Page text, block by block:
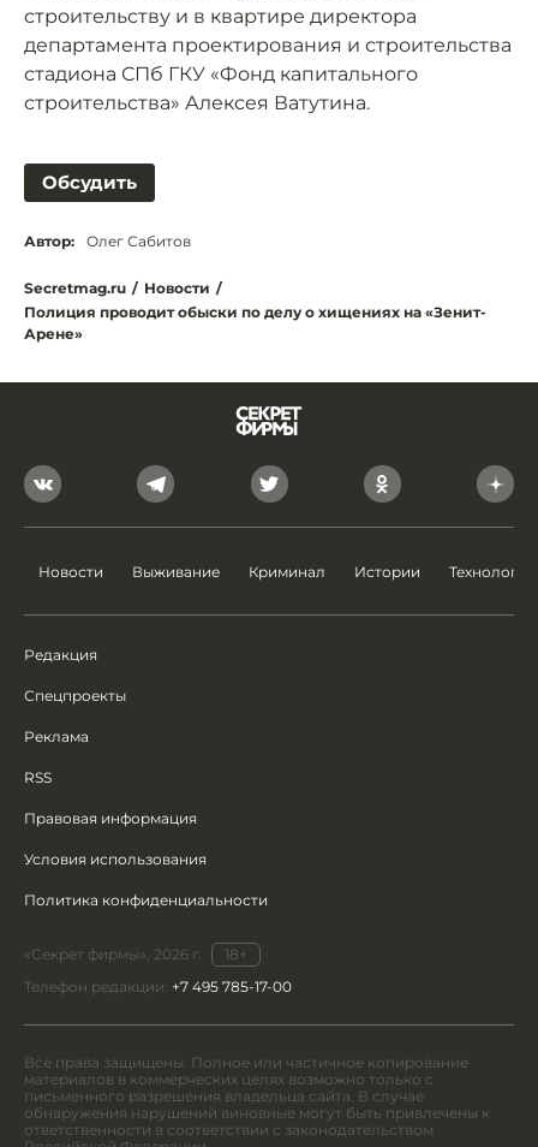
строительству и в квартире директора
департамента проектирования и строительства
стадиона СПб ГКУ «Фонд капитального
строительства» Алексея Ватутина.
Обсудить
Автор: Олег Сабитов
Secretmag.ru / Новости /
Полиция проводит обыски по делу о хищениях на «Зенит-
Арене»
Новости Выживание Криминал Истории Технологии
Редакция
Спецпроекты
Реклама
RSS
Правовая информация
Условия использования
Политика конфиденциальности
«Секрет фирмы», 2026 г.
18+
Телефон редакции: +7 495 785-17-00
Все права защищены. Полное или частичное копирование
материалов в коммерческих целях возможно только с
письменного разрешения владельца сайта. В случае
обнаружения нарушений виновные могут быть привлечены к
ответственности в соответствии с законодательством